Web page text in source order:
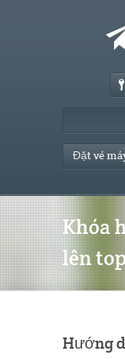
Đặt vé
Khóa
lên
Hướng